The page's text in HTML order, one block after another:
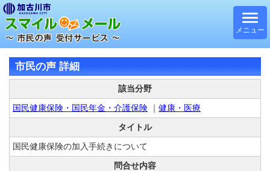
メニュー
市民の声 詳細
該当分野
国民健康保険・国民年金・介護保険 ｜ 健康・医療
タイトル
国民健康保険の加入手続きについて
問合せ内容